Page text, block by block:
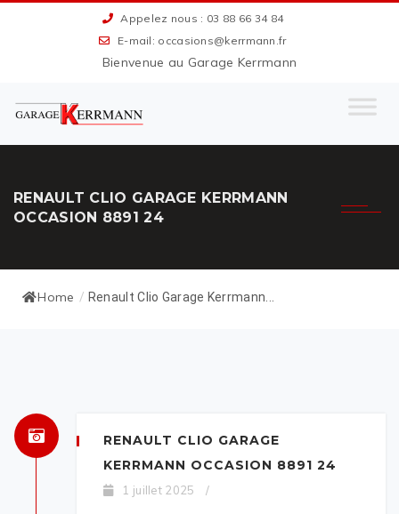
Appelez nous : 03 88 66 34 84
E-mail: occasions@kerrmann.fr
Bienvenue au Garage Kerrmann
RENAULT CLIO GARAGE KERRMANN
OCCASION 8891 24
Home / Renault Clio Garage Kerrmann...
RENAULT CLIO GARAGE
KERRMANN OCCASION 8891 24
1 juillet 2025 /